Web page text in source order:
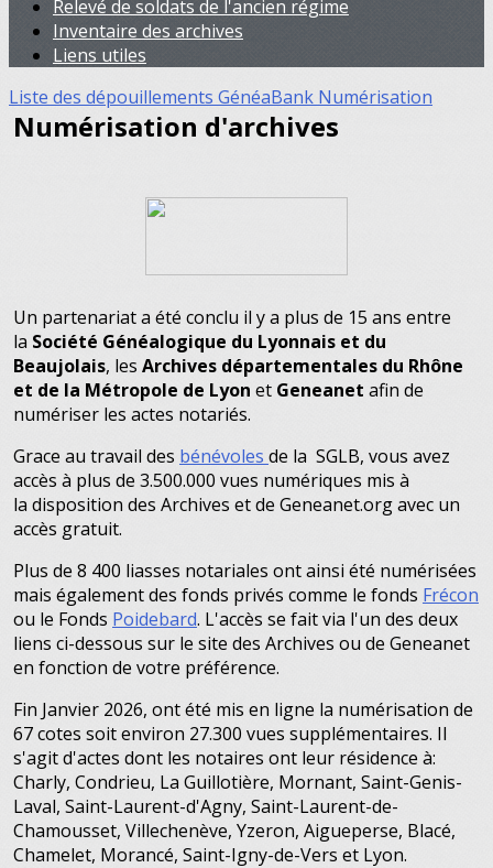
Relevé de soldats de l'ancien régime
Inventaire des archives
Liens utiles
Liste des dépouillements GénéaBank Numérisation
Numérisation d'archives
Un partenariat a été conclu il y a plus de 15 ans entre
la Société Généalogique du Lyonnais et du
Beaujolais, les Archives départementales du Rhône
et de la Métropole de Lyon et Geneanet afin de
numériser les actes notariés.
Grace au travail des bénévoles de la SGLB, vous avez
accès à plus de 3.500.000 vues numériques mis à
la disposition des Archives et de Geneanet.org avec un
accès gratuit.
Plus de 8 400 liasses notariales ont ainsi été numérisées
mais également des fonds privés comme le fonds Frécon
ou le Fonds Poidebard. L'accès se fait via l'un des deux
liens ci-dessous sur le site des Archives ou de Geneanet
en fonction de votre préférence.
Fin Janvier 2026, ont été mis en ligne la numérisation de
67 cotes soit environ 27.300 vues supplémentaires. Il
s'agit d'actes dont les notaires ont leur résidence à:
Charly, Condrieu, La Guillotière, Mornant, Saint-Genis-
Laval, Saint-Laurent-d'Agny, Saint-Laurent-de-
Chamousset, Villechenève, Yzeron, Aigueperse, Blacé,
Chamelet, Morancé, Saint-Igny-de-Vers et Lyon.